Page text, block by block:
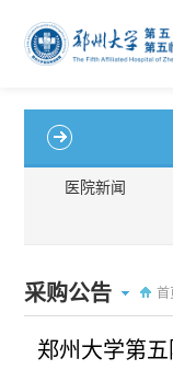
医院新闻
采购公告 首
郑州大学第